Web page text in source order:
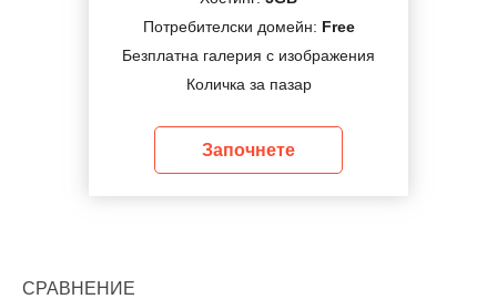
Потребителски домейн: Free
Безплатна галерия с изображения
Количка за пазар
Започнете
СРАВНЕНИЕ